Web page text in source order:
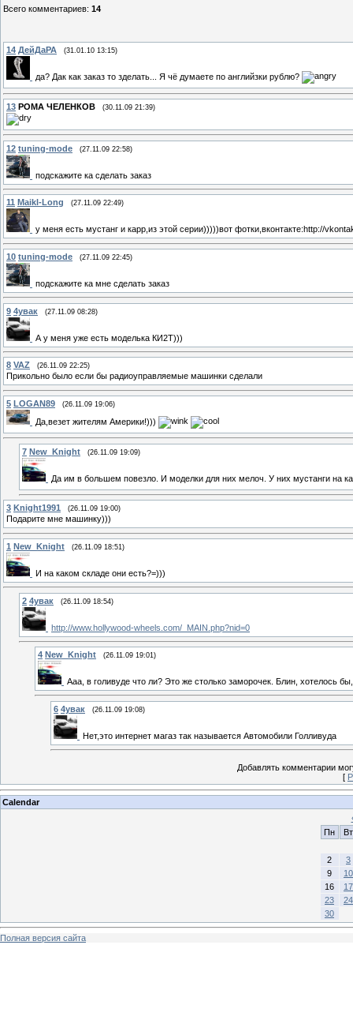
Всего комментариев: 14
14 ДейДаРА (31.01.10 13:15)
да? Дак как заказ то зделать... Я чё думаете по английзки рублю?
13 РОМА ЧЕЛЕНКОВ (30.11.09 21:39)
12 tuning-mode (27.11.09 22:58)
подскажите ка сделать заказ
11 Maikl-Long (27.11.09 22:49)
у меня есть мустанг и карр,из этой серии)))))вот фотки,вконтакте:http://
10 tuning-mode (27.11.09 22:45)
подскажите ка мне сделать заказ
9 4увак (27.11.09 08:28)
А у меня уже есть моделька КИ2Т)))
8 VAZ (26.11.09 22:25)
Прикольно было если бы радиоуправляемые машинки сделали
5 LOGAN89 (26.11.09 19:06)
Да,везет жителям Америки!)))
7 New_Knight (26.11.09 19:09)
Да им в большем повезло. И моделки для них мелоч. У них мустанги на
3 Knight1991 (26.11.09 19:00)
Подарите мне машинку)))
1 New_Knight (26.11.09 18:51)
И на каком складе они есть?=)))
2 4увак (26.11.09 18:54)
http://www.hollywood-wheels.com/_MAIN.php?nid=0
4 New_Knight (26.11.09 19:01)
Ааа, в голивуде что ли? Это же столько заморочек. Блин, хотелось
6 4увак (26.11.09 19:08)
Нет,это интернет магаз так называется Автомобили Голливуда
Добавлять комментарии
[
Calendar
Пн
Вт
2
3
9
10
16
17
23
24
30
Полная версия сайта